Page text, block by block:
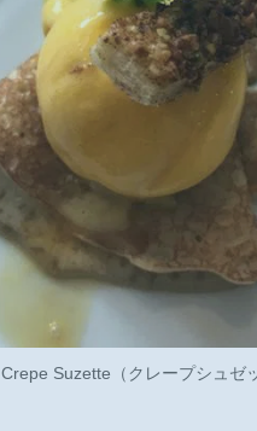
Crepe Suzette（クレープシュゼ